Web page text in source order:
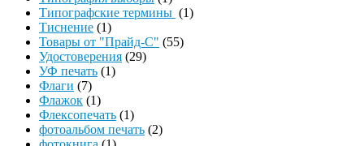
Типографские термины (1)
Тиснение (1)
Товары от "Прайд-С" (55)
Удостоверения (29)
УФ печать (1)
Флаги (7)
Флажок (1)
Флексопечать (1)
фотоальбом печать (2)